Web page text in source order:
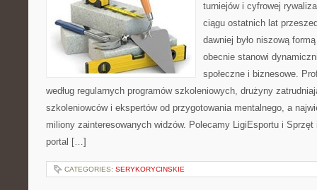
turniejów i cyfrowej
ciągu ostatnich lat
dawniej było niszową
obecnie stanowi
społeczne i biznesowe.
według regularnych programów szkoleniowych, drużyny
szkoleniowców i ekspertów od przygotowania mentalnego, a
miliony zainteresowanych widzów. Polecamy LigiEsportu i
portal […]
CATEGORIES: SERYKORYCINSKIE